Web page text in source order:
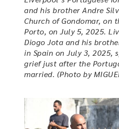
and his brother Andre
Church of Gondomar, on
Porto, on July 5, 2025.
Diogo Jota and his
in Spain on July 3, 2025,
grief just after the
married. (Photo by